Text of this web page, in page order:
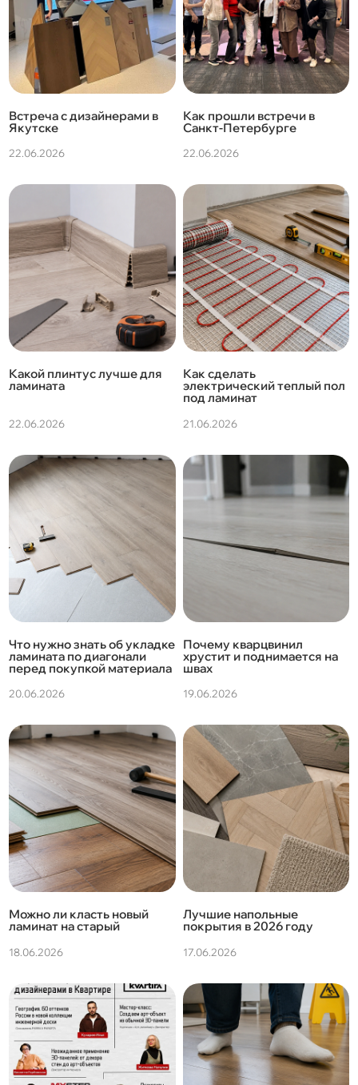
Встреча с дизайнерами в
Якутске
22.06.2026
Как прошли встречи в
Санкт-Петербурге
22.06.2026
Какой плинтус лучше для
ламината
22.06.2026
Как сделать
электрический теплый пол
под ламинат
21.06.2026
Что нужно знать об укладке
ламината по диагонали
перед покупкой материала
20.06.2026
Почему кварцвинил
хрустит и поднимается на
швах
19.06.2026
Можно ли класть новый
ламинат на старый
18.06.2026
Лучшие напольные
покрытия в 2026 году
17.06.2026